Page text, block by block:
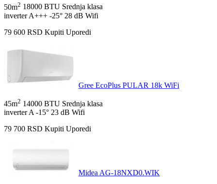
50m2 18000 BTU Srednja klasa
inverter A+++ -25° 28 dB Wifi
79 600 RSD Kupiti Uporedi
Gree EcoPlus PULAR 18k WiFi
45m2 14000 BTU Srednja klasa
inverter A -15° 23 dB Wifi
79 700 RSD Kupiti Uporedi
Midea AG-18NXD0.WIK